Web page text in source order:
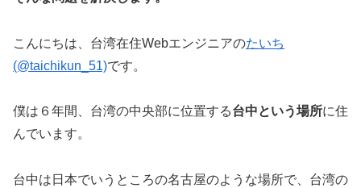
こんにちは、台湾在住Webエンジニアのたいち
(@taichikun_51)です。
僕は６年間、台湾の中央部に位置する台中という場所に住
んでいます。
台中は日本でいうところの名古屋のような場所で、台湾の